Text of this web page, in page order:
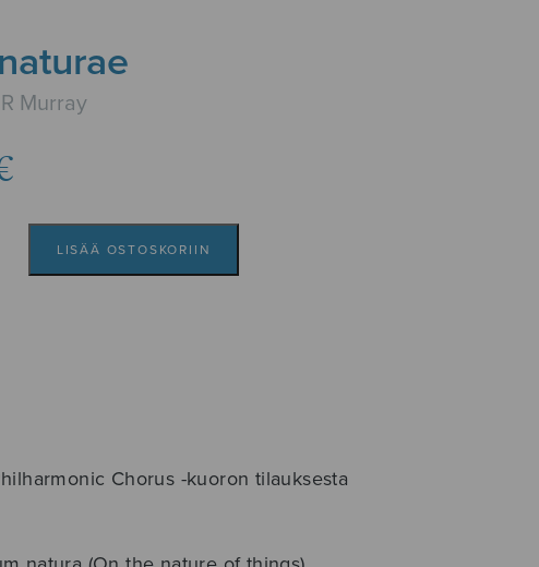
Murray
LISÄÄ OSTOSKORIIN
Chorus -kuoron tilauksesta